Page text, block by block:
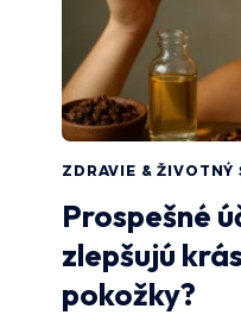
ZDRAVIE & ŽIVOTNÝ
Prospešné
zlepšujú
pokožky?